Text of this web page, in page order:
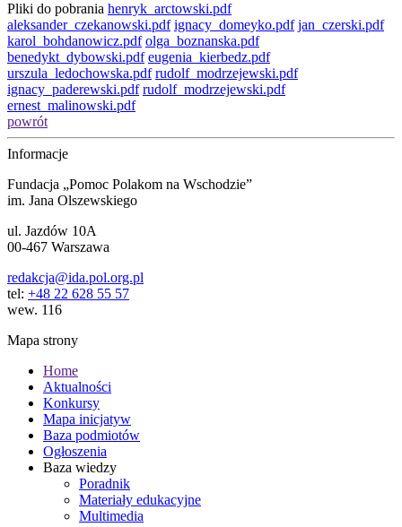
Pliki do pobrania henryk_arctowski.pdf
aleksander_czekanowski.pdf ignacy_domeyko.pdf jan_czerski.pdf
karol_bohdanowicz.pdf olga_boznanska.pdf
benedykt_dybowski.pdf eugenia_kierbedz.pdf
urszula_ledochowska.pdf rudolf_modrzejewski.pdf
ignacy_paderewski.pdf rudolf_modrzejewski.pdf
ernest_malinowski.pdf
powrót
Informacje
Fundacja „Pomoc Polakom na Wschodzie”
im. Jana Olszewskiego
ul. Jazdów 10A
00-467 Warszawa
redakcja@ida.pol.org.pl
tel: +48 22 628 55 57
wew. 116
Mapa strony
Home
Aktualności
Konkursy
Mapa inicjatyw
Baza podmiotów
Ogłoszenia
Baza wiedzy
Poradnik
Materiały edukacyjne
Multimedia